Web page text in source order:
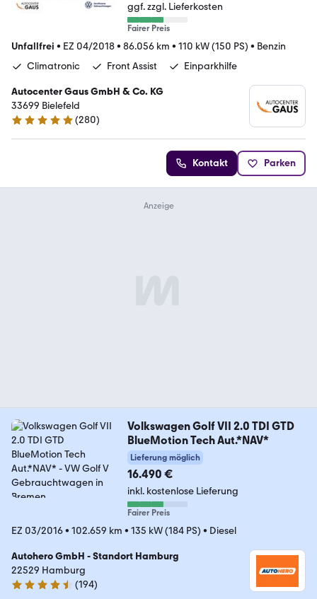
ggf. zzgl. Lieferkosten
Fairer Preis
Unfallfrei • EZ 04/2018• 86.056 km • 110 kW (150 PS) • Benzin
Climatronic
Front Assist Einparkhilfe
Autocenter Gaus GmbH & Co. KG
33699 Bielefeld
4.9 Sterne
(280)
Kontakt Parken
Volkswagen Golf VII 2.0 TDI GTD
BlueMotion Tech Aut.*NAV*
Lieferung möglich
16.490 €
inkl. kostenlose Lieferung
Fairer Preis
EZ 03/2016• 102.659 km • 135 kW (184 PS) • Diesel
Autohero GmbH - Standort Hamburg
22529 Hamburg
4.6 Sterne
(194)